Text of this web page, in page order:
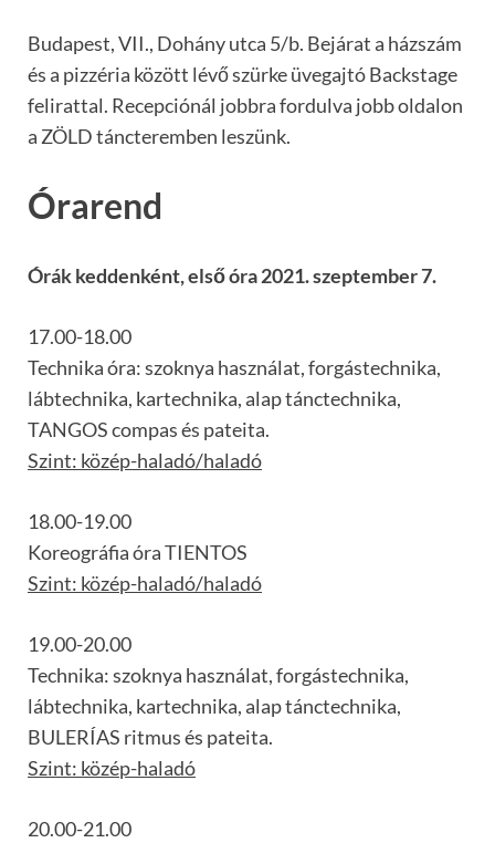
Budapest, VII., Dohány utca 5/b. Bejárat a házszám
és a pizzéria között lévő szürke üvegajtó Backstage
felirattal. Recepciónál jobbra fordulva jobb oldalon
a ZÖLD táncteremben leszünk.
Órarend
Órák keddenként, első óra 2021. szeptember 7.
17.00-18.00
Technika óra: szoknya használat, forgástechnika,
lábtechnika, kartechnika, alap tánctechnika,
TANGOS compas és pateita.
Szint: közép-haladó/haladó
18.00-19.00
Koreográfia óra TIENTOS
Szint: közép-haladó/haladó
19.00-20.00
Technika: szoknya használat, forgástechnika,
lábtechnika, kartechnika, alap tánctechnika,
BULERÍAS ritmus és pateita.
Szint: közép-haladó
20.00-21.00